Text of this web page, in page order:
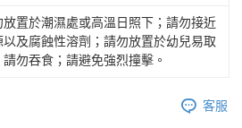
放置於潮濕處或高溫日照下；請勿接近
以及腐蝕性溶劑；請勿放置於幼兒易取
請勿吞食；請避免強烈撞擊。
客服